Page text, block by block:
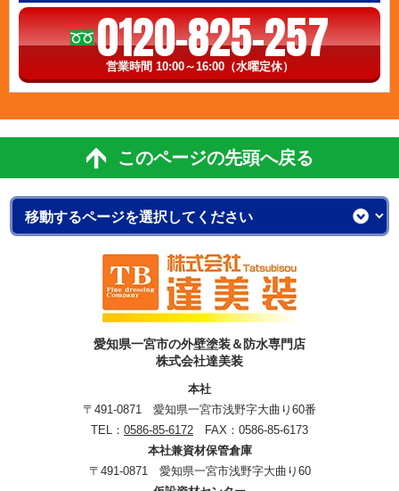
0120-825-257
営業時間 10:00～16:00（水曜定休）
このページの先頭へ戻る
愛知県一宮市の外壁塗装＆防水専門店
株式会社達美装
本社
〒491-0871 愛知県一宮市浅野字大曲り60番
TEL： 0586-85-6172 FAX：0586-85-6173
本社兼資材保管倉庫
〒491-0871 愛知県一宮市浅野字大曲り60